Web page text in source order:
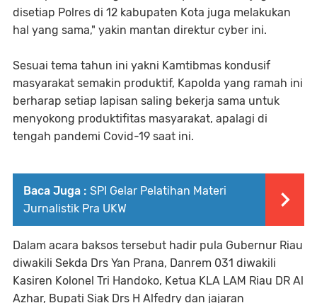
disetiap Polres di 12 kabupaten Kota juga melakukan
hal yang sama," yakin mantan direktur cyber ini.
Sesuai tema tahun ini yakni Kamtibmas kondusif
masyarakat semakin produktif, Kapolda yang ramah ini
berharap setiap lapisan saling bekerja sama untuk
menyokong produktifitas masyarakat, apalagi di
tengah pandemi Covid-19 saat ini.
Baca Juga : SPI Gelar Pelatihan Materi
Jurnalistik Pra UKW
Dalam acara baksos tersebut hadir pula Gubernur Riau
diwakili Sekda Drs Yan Prana, Danrem 031 diwakili
Kasiren Kolonel Tri Handoko, Ketua KLA LAM Riau DR Al
Azhar, Bupati Siak Drs H Alfedry dan jajaran